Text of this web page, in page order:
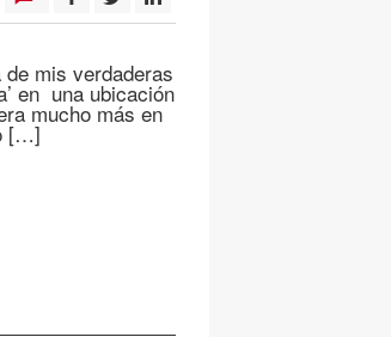
mis verdaderas
en una ubicación
mucho más en
[…]